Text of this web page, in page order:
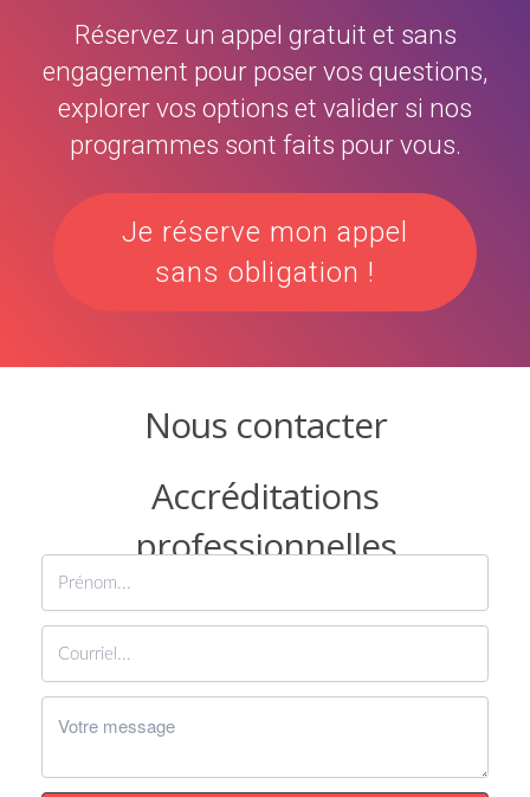
Réservez un appel gratuit et sans
engagement pour poser vos questions,
explorer vos options et valider si nos
programmes sont faits pour vous.
Je réserve mon appel
sans obligation !
Nous contacter
Accréditations
professionnelles